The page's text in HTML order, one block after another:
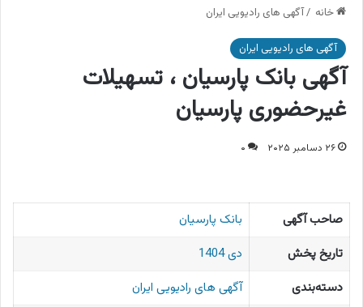
خانه /آگهی های رادیویی ایران
آگهی های رادیویی ایران
آگهی بانک پارسیان ، تسهیلات
غیرحضوری پارسیان
۲۶ دسامبر ۲۰۲۵ ۰
صاحب آگهی
بانک پارسیان
تاریخ پخش
دی 1404
دسته‌بندی
آگهی های رادیویی ایران